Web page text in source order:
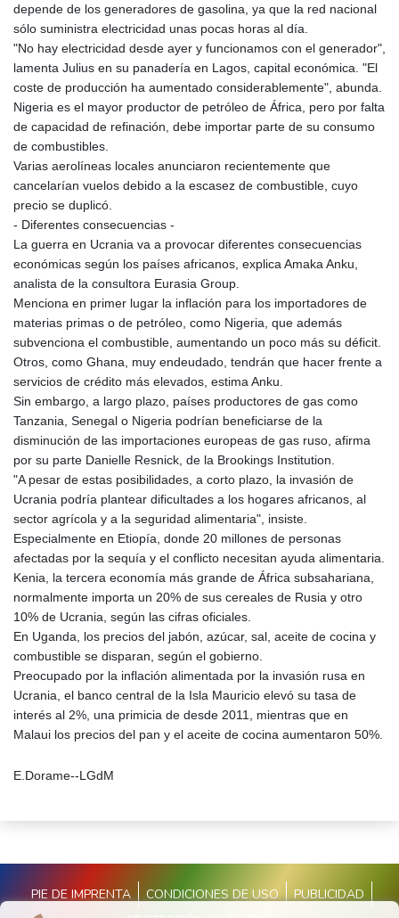
depende de los generadores de gasolina, ya que la red nacional
sólo suministra electricidad unas pocas horas al día.
"No hay electricidad desde ayer y funcionamos con el generador",
lamenta Julius en su panadería en Lagos, capital económica. "El
coste de producción ha aumentado considerablemente", abunda.
Nigeria es el mayor productor de petróleo de África, pero por falta
de capacidad de refinación, debe importar parte de su consumo
de combustibles.
Varias aerolíneas locales anunciaron recientemente que
cancelarían vuelos debido a la escasez de combustible, cuyo
precio se duplicó.
- Diferentes consecuencias -
La guerra en Ucrania va a provocar diferentes consecuencias
económicas según los países africanos, explica Amaka Anku,
analista de la consultora Eurasia Group.
Menciona en primer lugar la inflación para los importadores de
materias primas o de petróleo, como Nigeria, que además
subvenciona el combustible, aumentando un poco más su déficit.
Otros, como Ghana, muy endeudado, tendrán que hacer frente a
servicios de crédito más elevados, estima Anku.
Sin embargo, a largo plazo, países productores de gas como
Tanzania, Senegal o Nigeria podrían beneficiarse de la
disminución de las importaciones europeas de gas ruso, afirma
por su parte Danielle Resnick, de la Brookings Institution.
"A pesar de estas posibilidades, a corto plazo, la invasión de
Ucrania podría plantear dificultades a los hogares africanos, al
sector agrícola y a la seguridad alimentaria", insiste.
Especialmente en Etiopía, donde 20 millones de personas
afectadas por la sequía y el conflicto necesitan ayuda alimentaria.
Kenia, la tercera economía más grande de África subsahariana,
normalmente importa un 20% de sus cereales de Rusia y otro
10% de Ucrania, según las cifras oficiales.
En Uganda, los precios del jabón, azúcar, sal, aceite de cocina y
combustible se disparan, según el gobierno.
Preocupado por la inflación alimentada por la invasión rusa en
Ucrania, el banco central de la Isla Mauricio elevó su tasa de
interés al 2%, una primicia de desde 2011, mientras que en
Malaui los precios del pan y el aceite de cocina aumentaron 50%.
E.Dorame--LGdM
PIE DE IMPRENTA CONDICIONES DE USO
PUBLICIDAD